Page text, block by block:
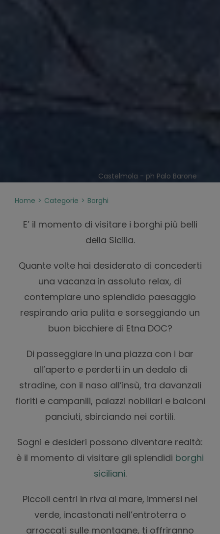
Castelmola - ph Palo Barone
Home Categorie Borghi
E’ il momento di visitare i borghi più belli
della Sicilia.
Quante volte hai desiderato di concederti
una vacanza in assoluto relax, di
contemplare uno splendido paesaggio
respirando aria pulita e sorseggiando un
buon bicchiere di Etna DOC?
Di passeggiare in una piazza con i bar
all’aperto e perderti in un dedalo di
stradine, con il naso all’insù, tra davanzali
fioriti e campanili, palazzi nobiliari e balconi
panciuti, sbirciando nei cortili.
Sogni e desideri possono diventare realtà:
è il momento di visitare gli splendidi borghi
siciliani.
Piccoli centri in riva al mare, immersi nel
verde, incastonati nell’entroterra o
arroccati sulle montagne, ti offriranno